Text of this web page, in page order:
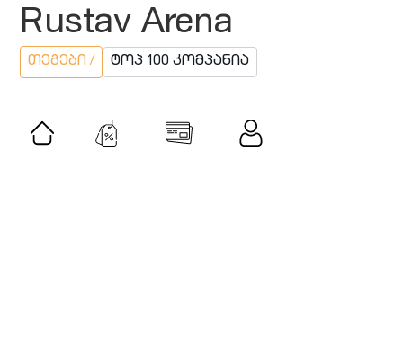
Rustav Arena
თეგები / ტოპ 100 კომპანია
მსგავსი შეთავაზებები